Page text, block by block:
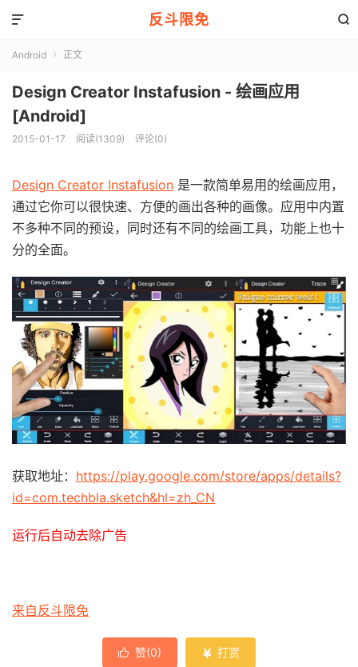
反斗限免 

Android  正文
Design Creator Instafusion - 绘画应用
[Android]
2015-01-17 阅读(1309) 评论(0)
Design Creator Instafusion 是一款简单易用的绘画应用，
通过它你可以很快速、方便的画出各种的画像。应用中内置
不多种不同的预设，同时还有不同的绘画工具，功能上也十
分的全面。
获取地址： https://play.google.com/store/apps/details?
id=com.techbla.sketch&hl=zh_CN
运行后自动去除广告
来自反斗限免
 赞(0)  打赏